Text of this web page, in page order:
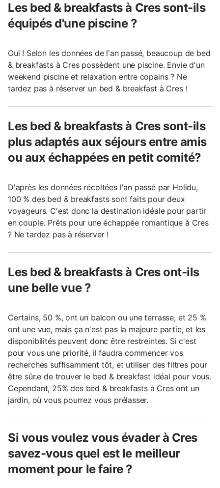
Les bed & breakfasts à Cres sont-ils
équipés d'une piscine ?
Oui ! Selon les données de l'an passé, beaucoup de bed
& breakfasts à Cres possèdent une piscine. Envie d'un
weekend piscine et relaxation entre copains ? Ne
tardez pas à réserver un bed & breakfast à Cres !
Les bed & breakfasts à Cres sont-ils
plus adaptés aux séjours entre amis
ou aux échappées en petit comité?
D'après les données récoltées l'an passé par Holidu,
100 % des bed & breakfasts sont faits pour deux
voyageurs. C'est donc la destination idéale pour partir
en couple. Prêts pour une échappée romantique à Cres
? Ne tardez pas à réserver !
Les bed & breakfasts à Cres ont-ils
une belle vue ?
Certains, 50 %, ont un balcon ou une terrasse, et 25 %
ont une vue, mais ça n'est pas la majeure partie, et les
disponibilités peuvent donc être restreintes. Si c'est
pour vous une priorité, il faudra commencer vos
recherches suffisamment tôt, et utiliser des filtres pour
être sûr.e de trouver le bed & breakfast idéal pour vous.
Cependant, 25% des bed & breakfasts à Cres ont un
jardin, où vous pourrez vous prélasser.
Si vous voulez vous évader à Cres
savez-vous quel est le meilleur
moment pour le faire ?